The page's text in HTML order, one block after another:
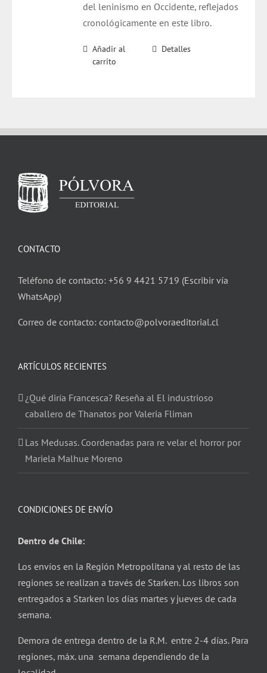
del leninismo en Occidente, reflejados
cronológicamente en este libro.
Añadir al
carrito
Detalles
CONTACTO
Teléfono de contacto: +56 9 4421 5719 (Escribir vía
WhatsApp)
Correo de contacto: contacto@polvoraeditorial.cl
ARTÍCULOS RECIENTES
¿Qué diría Francesca? Reseña al El industrioso
caballero de Thanatos por Valeria Fliman
Las Medusas. Coordenadas para re velar el horror por
Mariela Malhue Moreno
CONDICIONES DE ENVÍO
Dentro de Chile:
Los envíos en la Región Metropolitana y al resto de las
regiones se realizan a través de Starken. Los libros son
entregados a Starken los días martes y jueves de cada
semana.
Demora de entrega dentro de la R.M. entre 2-4 días. Para
regiones, máx. una semana dependiendo de la